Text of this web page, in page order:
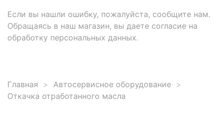
Если вы нашли ошибку, пожалуйста, сообщите нам.
Обращаясь в наш магазин, вы даете согласие на
обработку персональных данных.
Главная
Автосервисное оборудование
Откачка отработанного масла